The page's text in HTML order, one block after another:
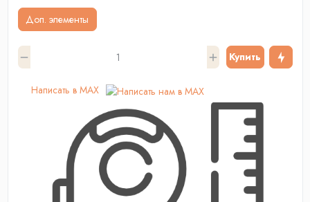
Доп. элементы
Купить
Написать в MAX